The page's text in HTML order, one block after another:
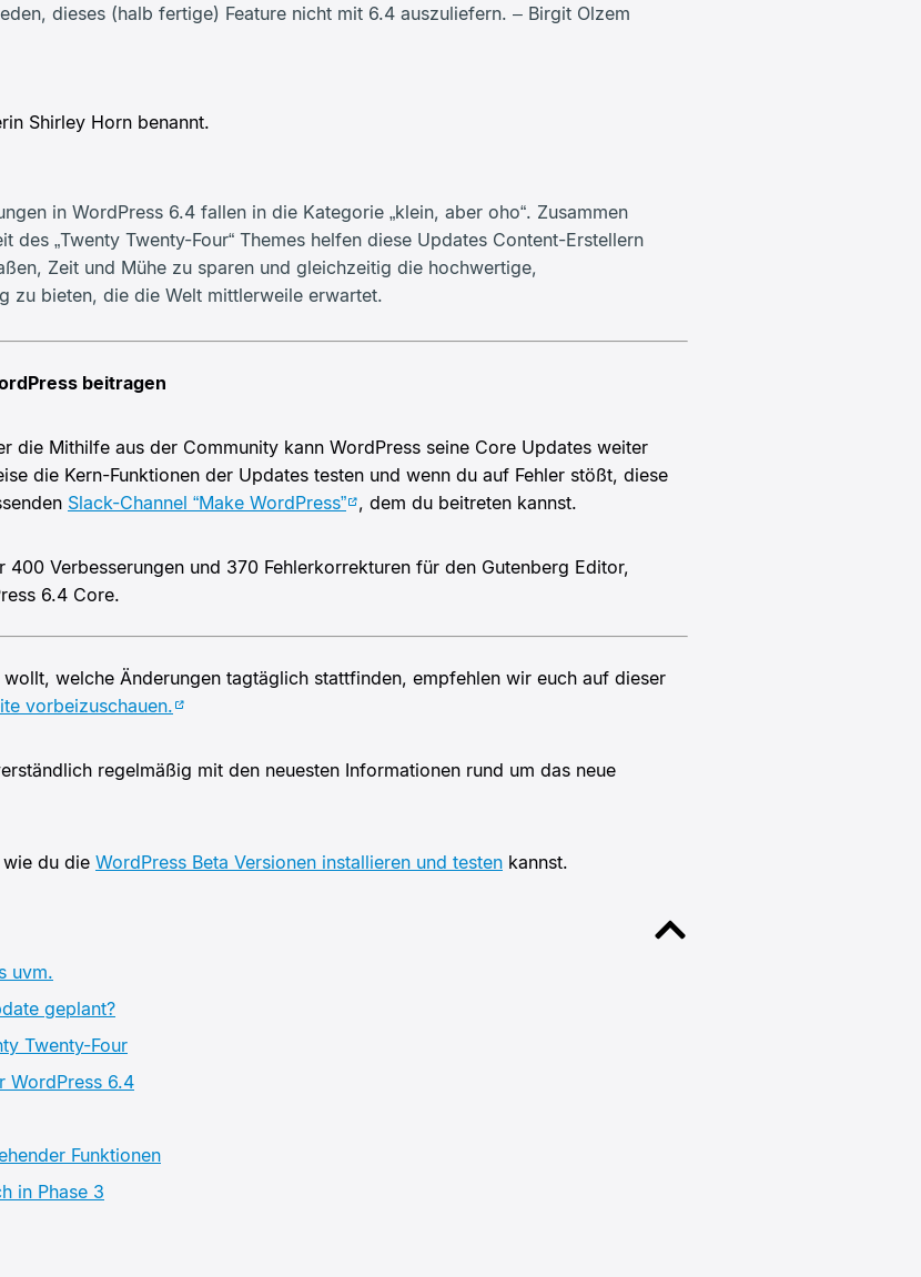
dieses (halb fertige) Feature nicht mit 6.4 auszuliefern. – Birgit Olzem
Shirley Horn benannt.
in WordPress 6.4 fallen in die Kategorie „klein, aber oho“. Zusammen
des „Twenty Twenty-Four“ Themes helfen diese Updates Content-Erstellern
Zeit und Mühe zu sparen und gleichzeitig die hochwertige,
zu bieten, die die Welt mittlerweile erwartet.
beitragen
die Mithilfe aus der Community kann WordPress seine Core Updates weiter
die Kern-Funktionen der Updates testen und wenn du auf Fehler stößt, diese
Slack-Channel “Make WordPress” , dem du beitreten kannst.
400 Verbesserungen und 370 Fehlerkorrekturen für den Gutenberg Editor,
6.4 Core.
welche Änderungen tagtäglich stattfinden, empfehlen wir euch auf dieser
vorbeizuschauen.
regelmäßig mit den neuesten Informationen rund um das neue
du die WordPress Beta Versionen installieren und testen kannst.
uvm.
geplant?
Twenty-Four
WordPress 6.4
Funktionen
in Phase 3